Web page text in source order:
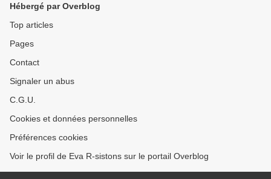
Hébergé par Overblog
Top articles
Pages
Contact
Signaler un abus
C.G.U.
Cookies et données personnelles
Préférences cookies
Voir le profil de Eva R-sistons sur le portail Overblog